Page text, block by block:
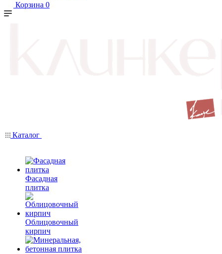
Корзина 0
Каталог
Фасадная
плитка
Облицовочный
кирпич